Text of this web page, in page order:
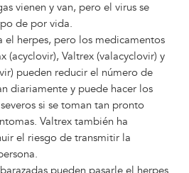
vienen y van, pero el virus se
de por vida.
el herpes, pero los medicamentos
(acyclovir), Valtrex (valacyclovir) y
pueden reducir el número de
diariamente y puede hacer los
si se toman tan pronto
Valtrex también ha
el riesgo de transmitir la